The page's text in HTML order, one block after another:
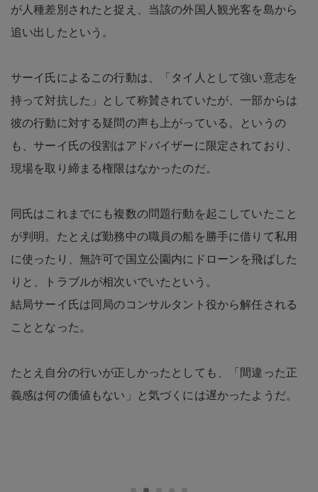
が人種差別されたと捉え、当該の外国人観光客を島から
追い出したという。
サーイ氏によるこの行動は、「タイ人として強い意志を
持って対抗した」として称賛されていたが、一部からは
彼の行動に対する疑問の声も上がっている。というの
も、サーイ氏の役割はアドバイザーに限定されており、
現場を取り締まる権限はなかったのだ。
同氏はこれまでにも複数の問題行動を起こしていたこと
が判明。たとえば勤務中の職員の船を勝手に借りて私用
に使ったり、無許可で国立公園内にドローンを飛ばした
りと、トラブルが相次いでいたという。
結局サーイ氏は同局のコンサルタント役から解任される
こととなった。
たとえ自分の行いが正しかったとしても、「間違った正
義感は何の価値もない」と気づくには遅かったようだ。